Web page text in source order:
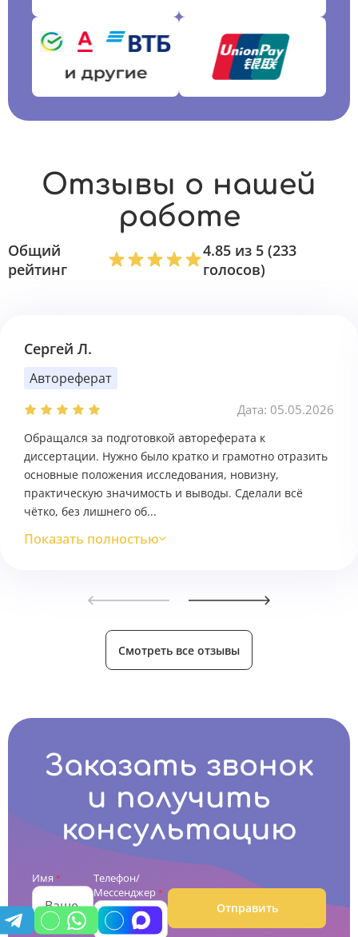
Отзывы о нашей
работе
Общий
рейтинг
4.85 из 5 (233
голосов)
Сергей Л.
Автореферат
Дата: 05.05.2026
Обращался за подготовкой автореферата к
диссертации. Нужно было кратко и грамотно отразить
основные положения исследования, новизну,
практическую значимость и выводы. Сделали всё
чётко, без лишнего об...
Показать полностью
Смотреть все отзывы
Заказать звонок
и получить
консультацию
Имя *
Телефон/
Мессенджер *
Отправить